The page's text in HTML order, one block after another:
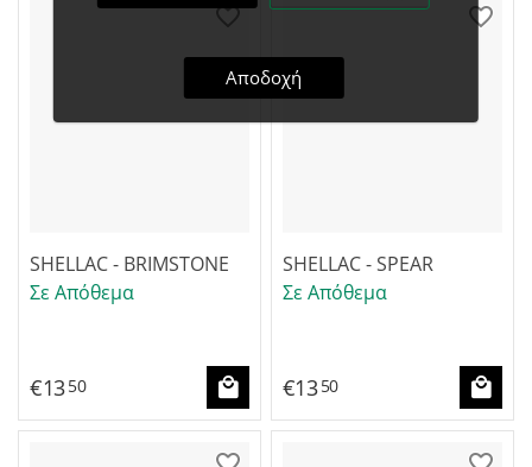
SHELLAC - BRIMSTONE
Σε Απόθεμα
€1350
SHELLAC - SPEAR
Σε Απόθεμα
€1350
Αποδοχή